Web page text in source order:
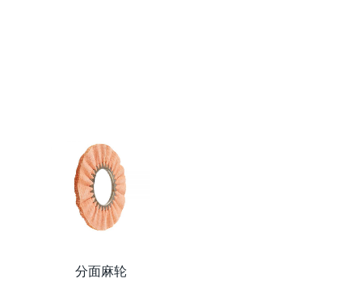
分面麻轮